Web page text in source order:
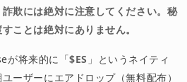
欺には絶対に注意してください。秘
ことは絶対にありません。
が将来的に「$ES 」というネイティ
ーザーにエアドロップ（無料配布）